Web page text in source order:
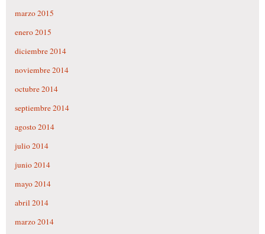
marzo 2015
enero 2015
diciembre 2014
noviembre 2014
octubre 2014
septiembre 2014
agosto 2014
julio 2014
junio 2014
mayo 2014
abril 2014
marzo 2014